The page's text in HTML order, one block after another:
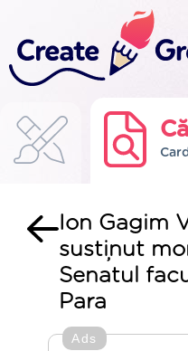
Ion Gagim
susținut
Senatul
Para
Ads